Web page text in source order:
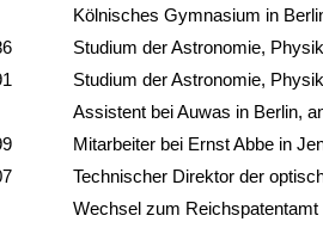
Kölnisches Gymnasium in
Studium der Astronomie,
Studium der Astronomie,
Assistent bei Auwas in Berlin,
Mitarbeiter bei Ernst Abbe in
Technischer Direktor der
Wechsel zum Reichspatentamt